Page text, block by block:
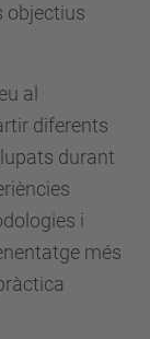
objectius
al
diferents
durant
i
més